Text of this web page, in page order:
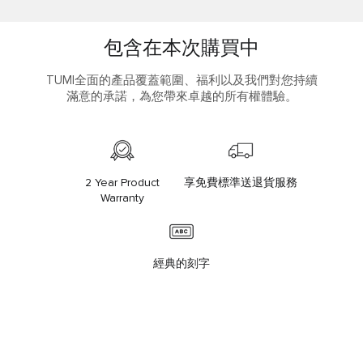
包含在本次購買中
TUMI全面的產品覆蓋範圍、福利以及我們對您持續
滿意的承諾，為您帶來卓越的所有權體驗。
2 Year Product
Warranty
享免費標準送退貨服務
經典的刻字